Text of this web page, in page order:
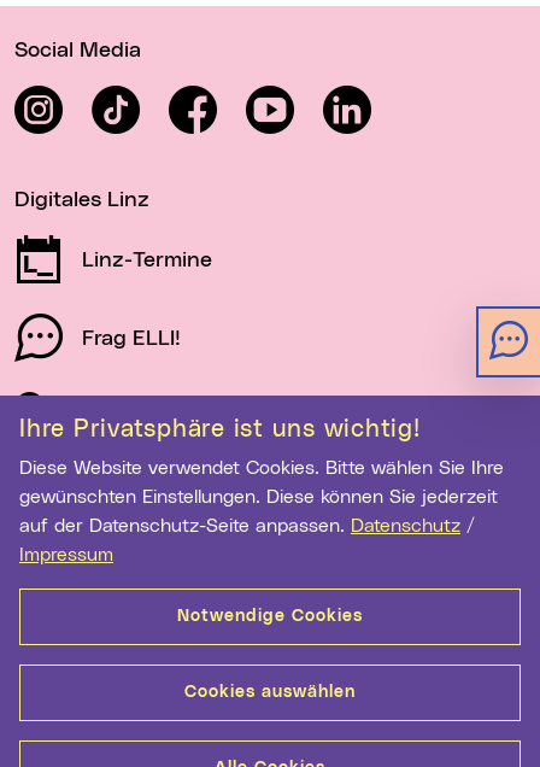
Ihre Privatsphäre ist uns wichtig!
Diese Website verwendet Cookies. Bitte wählen Sie Ihre
gewünschten Einstellungen. Diese können Sie jederzeit
auf der Datenschutz-Seite anpassen. Datenschutz /
Impressum
Notwendige Cookies
Cookies auswählen
Social Media
InstagramTikTok FacebookYouTube LinkedIn
Digitales Linz
Linz-Termine
Frag ELLI!
Schau auf Linz
Newsletter-Anmeldung
E-Mail-Adresse eingeben
Anmelden